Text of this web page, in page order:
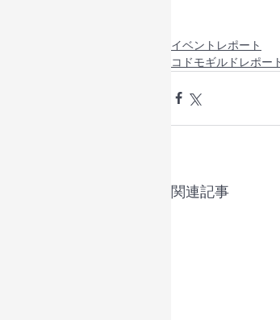
イベントレポート
コドモギルドレポー
関連記事